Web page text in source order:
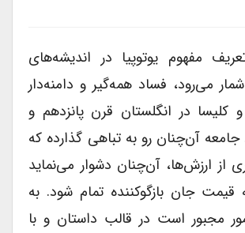
مفهوم یوتوپیا در اندیشه‌های
می‌رود، فساد همه‌گیر و دامنه‌دار
در انگلستان قرن پانزدهم و
آن‌چنان رو به تباهی گذارده که
از ارزش‌ها، آن‌چنان دشوار می‌نماید
قیمت جان بازگوکننده تمام شود. به
مجبور است در قالب داستان و با